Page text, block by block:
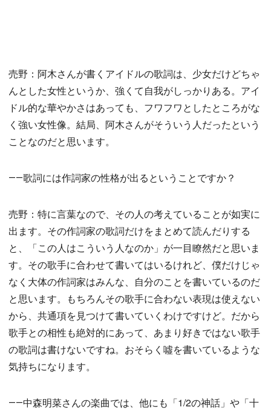
売野：阿木さんが書くアイドルの歌詞は、少女だけどちゃ
んとした女性というか、強くて自我がしっかりある。アイ
ドル的な華やかさはあっても、フワフワとしたところがな
く強い女性像。結局、阿木さんがそういう人だったという
ことなのだと思います。
――歌詞には作詞家の性格が出るということですか？
売野：特に言葉なので、その人の考えていることが如実に
出ます。その作詞家の歌詞だけをまとめて読んだりする
と、「この人はこういう人なのか」が一目瞭然だと思いま
す。その歌手に合わせて書いてはいるけれど、僕だけじゃ
なく大体の作詞家はみんな、自分のことを書いているのだ
と思います。もちろんその歌手に合わない表現は使えない
から、共通項を見つけて書いていくわけですけど。だから
歌手との相性も絶対的にあって、あまり好きではない歌手
の歌詞は書けないですね。おそらく噓を書いているような
気持ちになります。
――中森明菜さんの楽曲では、他にも「1/2の神話」や「十